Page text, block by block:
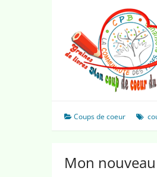
Coups de coeur
Mon